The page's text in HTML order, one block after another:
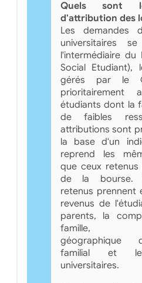
Quels sont
d'attribution des
Les demandes
universitaires
l'intermédiaire du
Social Etudiant),
gérés par le
prioritairement
étudiants dont la
de faibles
attributions sont
la base d'un
reprend les
que ceux
de la bourse.
retenus prennent
revenus de
parents, la
famille,
géographique
familial et
universitaires.